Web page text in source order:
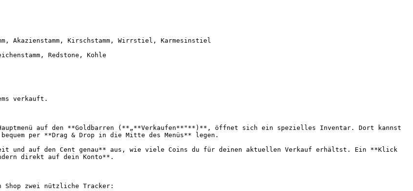
verkauft.
auf den **Goldbarren (**„**Verkaufen**"**)**, öffnet sich ein spezielles Inventar. Dort kannst
per **Drag & Drop in die Mitte des Menüs** legen.
und auf den Cent genau** aus, wie viele Coins du für deinen aktuellen Verkauf erhältst. Ein **Klick
direkt auf dein Konto**.
zwei nützliche Tracker: